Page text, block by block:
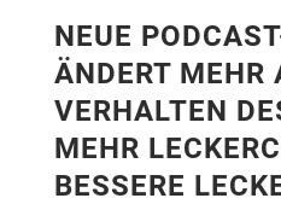
NEUE
ÄNDERT MEHR
VERHALTEN
MEHR
BESSERE